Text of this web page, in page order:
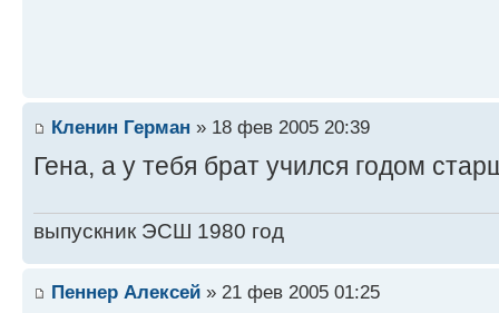
Кленин Герман » 18 фев 2005 20:39
Гена, а у тебя брат учился годом
выпускник ЭСШ 1980 год
Пеннер Алексей » 21 фев 2005 01:25